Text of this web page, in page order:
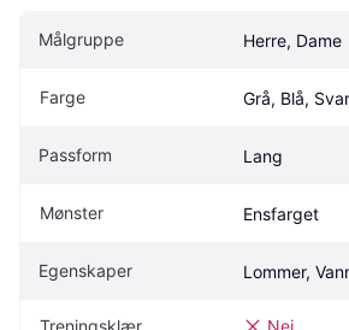
Målgruppe Herre, Dame
Farge Grå, Blå,
Passform Lang
Mønster Ensfarget
Egenskaper Lommer,